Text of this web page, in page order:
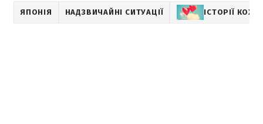
ЯПОНІЯ НАДЗВИЧАЙНІ СИТУАЦІЇ ІСТОРІЇ